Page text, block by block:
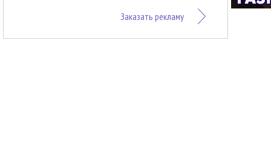
Заказать рекламу